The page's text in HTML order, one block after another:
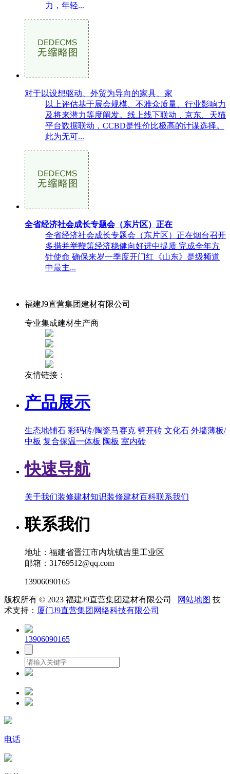
力，年轻...
对于以设想驱动、外贸为导向的家具、家
以上评估基于展会规模、不雅众质量、行业影响力
及将来潜力等度阐发。线上线下联动，京东、天猫
平台数据联动，CCBD是性价比极高的计谋选择。
此为无可...
全省经济社会成长专题会（东片区）正在
全省经济社会成长专题会（东片区）正在烟台召开
多措并举鞭策经济稳健向好进中提质 完成全年方
针使命 确保来岁一季度开门红《山东》是级频道
中最主...
福建J9直营集团建材有限公司
专业集成建材生产商
友情链接：
产品展示
生态地铺石 彩码砖/陶瓷马赛克 劈开砖 文化石 外墙薄板/
中板 复合保温一体板 陶板 室内砖
快速导航
关于我们装修建材知识装修建材百科联系我们
联系我们
地址：福建省晋江市内坑镇吉里工业区
邮箱：31769512@qq.com
13906090165
版权所有 © 2023 福建J9直营集团建材有限公司 网站地图 技
术支持： 厦门J9直营集团网络科技有限公司
13906090165
电话